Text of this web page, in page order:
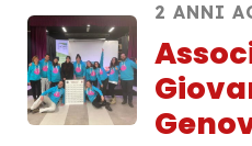
2 ANNI